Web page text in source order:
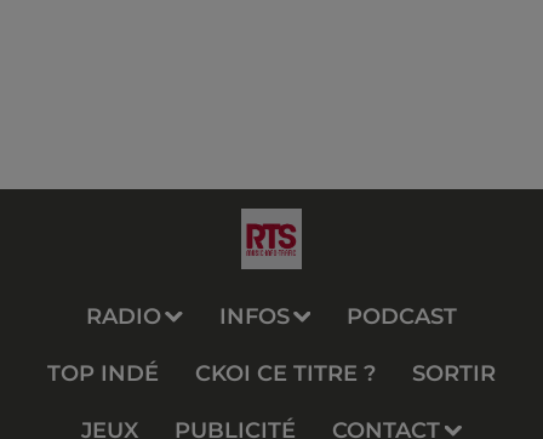
RADIO INFOS PODCAST
TOP INDÉ CKOI CE TITRE ? SORTIR
JEUX PUBLICITÉ CONTACT